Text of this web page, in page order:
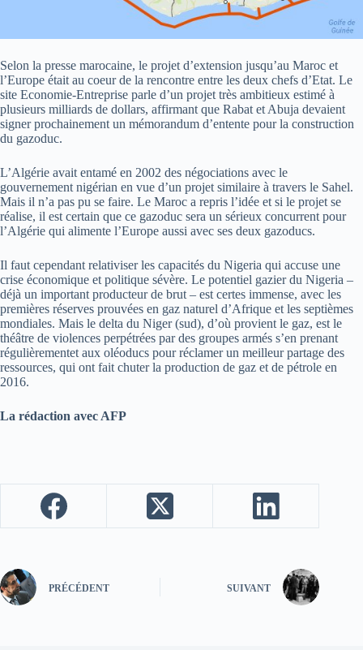
Selon la presse marocaine, le projet d’extension jusqu’au Maroc et
l’Europe était au coeur de la rencontre entre les deux chefs d’Etat. Le
site Economie-Entreprise parle d’un projet très ambitieux estimé à
plusieurs milliards de dollars, affirmant que Rabat et Abuja devaient
signer prochainement un mémorandum d’entente pour la construction
du gazoduc.
L’Algérie avait entamé en 2002 des négociations avec le
gouvernement nigérian en vue d’un projet similaire à travers le Sahel.
Mais il n’a pas pu se faire. Le Maroc a repris l’idée et si le projet se
réalise, il est certain que ce gazoduc sera un sérieux concurrent pour
l’Algérie qui alimente l’Europe aussi avec ses deux gazoducs.
Il faut cependant relativiser les capacités du Nigeria qui accuse une
crise économique et politique sévère. Le potentiel gazier du Nigeria –
déjà un important producteur de brut – est certes immense, avec les
premières réserves prouvées en gaz naturel d’Afrique et les septièmes
mondiales. Mais le delta du Niger (sud), d’où provient le gaz, est le
théâtre de violences perpétrées par des groupes armés s’en prenant
régulièrementet aux oléoducs pour réclamer un meilleur partage des
ressources, qui ont fait chuter la production de gaz et de pétrole en
2016.
La rédaction avec AFP
PRÉCÉDENT SUIVANT